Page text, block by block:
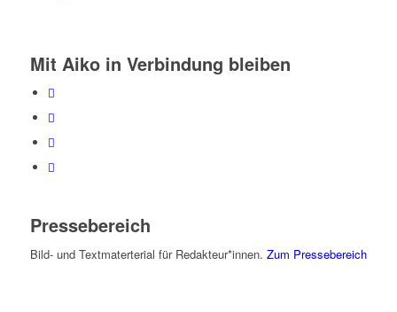
Mit Aiko in Verbindung bleiben
Pressebereich
Bild- und Textmaterterial für Redakteur*innen. Zum Pressebereich